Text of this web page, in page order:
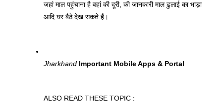
जहां माल पहुंचाना है वहां की दूरी, की जानकारी माल ढुलाई का भाड़ा
आदि घर बैठे देख सकते हैं।
Jharkhand Important Mobile Apps & Portal
ALSO READ THESE TOPIC :